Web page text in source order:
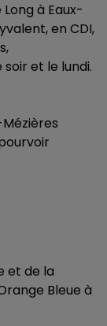
à Eaux-
en CDI,
et le lundi.
et de la
Bleue à